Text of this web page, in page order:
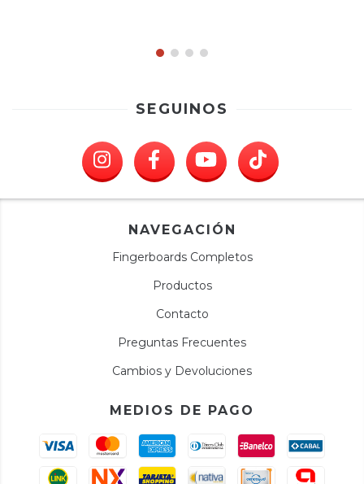
SEGUINOS
NAVEGACIÓN
Fingerboards Completos
Productos
Contacto
Preguntas Frecuentes
Cambios y Devoluciones
MEDIOS DE PAGO